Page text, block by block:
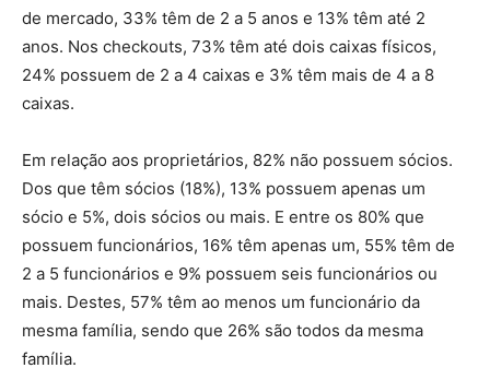
de mercado, 33% têm de 2 a 5 anos e 13% têm até 2
anos. Nos checkouts, 73% têm até dois caixas físicos,
24% possuem de 2 a 4 caixas e 3% têm mais de 4 a 8
caixas.
Em relação aos proprietários, 82% não possuem sócios.
Dos que têm sócios (18%), 13% possuem apenas um
sócio e 5%, dois sócios ou mais. E entre os 80% que
possuem funcionários, 16% têm apenas um, 55% têm de
2 a 5 funcionários e 9% possuem seis funcionários ou
mais. Destes, 57% têm ao menos um funcionário da
mesma família, sendo que 26% são todos da mesma
família.